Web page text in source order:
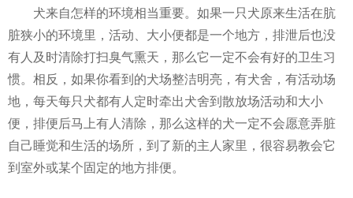
犬来自怎样的环境相当重要。如果一只犬原来生活在肮
脏狭小的环境里，活动、大小便都是一个地方，排泄后也没
有人及时清除打扫臭气熏天，那么它一定不会有好的卫生习
惯。相反，如果你看到的犬场整洁明亮，有犬舍，有活动场
地，每天每只犬都有人定时牵出犬舍到散放场活动和大小
便，排便后马上有人清除，那么这样的犬一定不会愿意弄脏
自己睡觉和生活的场所，到了新的主人家里，很容易教会它
到室外或某个固定的地方排便。